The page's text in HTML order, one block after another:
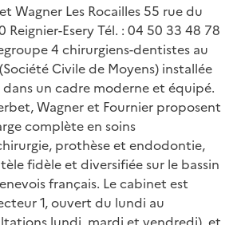
Wagner Les Rocailles 55 rue du
Esery Tél. : 04 50 33 48 78
4 chirurgiens-dentistes au
Civile de Moyens) installée
dans un cadre moderne et équipé.
Wagner et Fournier proposent
complète en soins
prothèse et endodontie,
fidèle et diversifiée sur le bassin
français. Le cabinet est
1, ouvert du lundi au
lundi, mardi et vendredi), et